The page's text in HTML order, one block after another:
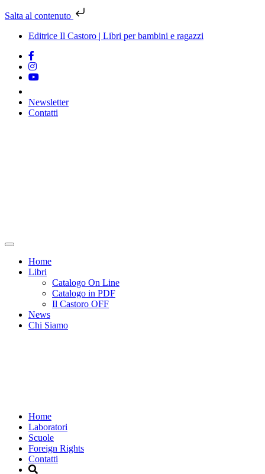
Salta al contenuto
Editrice Il Castoro | Libri per bambini e ragazzi
Newsletter
Contatti
Home
Libri
Catalogo On Line
Catalogo in PDF
Il Castoro OFF
News
Chi Siamo
Home
Laboratori
Scuole
Foreign Rights
Contatti